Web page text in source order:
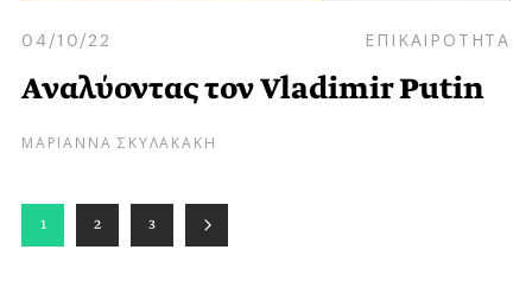
04/10/22 ΕΠΙΚΑΙΡΟΤΗΤΑ
Αναλύοντας τον Vladimir Putin
ΜΑΡΙΑΝΝΑ ΣΚΥΛΑΚΑΚΗ
1 2 3